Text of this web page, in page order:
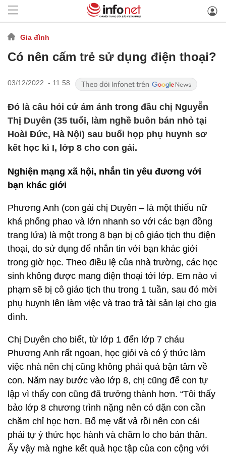
Gia đình
Có nên cấm trẻ sử dụng điện thoại?
03/12/2022 - 11:58
Đó là câu hỏi cứ ám ảnh trong đầu chị Nguyễn
Thị Duyên (35 tuổi, làm nghề buôn bán nhỏ tại
Hoài Đức, Hà Nội) sau buổi họp phụ huynh sơ
kết học kì I, lớp 8 cho con gái.
Nghiện mạng xã hội, nhắn tin yêu đương với
bạn khác giới
Phương Anh (con gái chị Duyên – là một thiếu nữ
khá phổng phao và lớn nhanh so với các bạn đồng
trang lứa) là một trong 8 bạn bị cô giáo tịch thu điện
thoại, do sử dụng để nhắn tin với bạn khác giới
trong giờ học. Theo điều lệ của nhà trường, các học
sinh không được mang điện thoại tới lớp. Em nào vi
phạm sẽ bị cô giáo tịch thu trong 1 tuần, sau đó mời
phụ huynh lên làm việc và trao trả tài sản lại cho gia
đình.
Chị Duyên cho biết, từ lớp 1 đến lớp 7 cháu
Phương Anh rất ngoan, học giỏi và có ý thức làm
việc nhà nên chị cũng không phải quá bận tâm về
con. Năm nay bước vào lớp 8, chị cũng để con tự
lập vì thấy con cũng đã trưởng thành hơn. “Tôi thấy
bảo lớp 8 chương trình nặng nên có dặn con cần
chăm chỉ học hơn. Bố mẹ vất vả rồi nên con cái
phải tự ý thức học hành và chăm lo cho bản thân.
Ấy vậy mà nghe kết quả học tập của con cộng với